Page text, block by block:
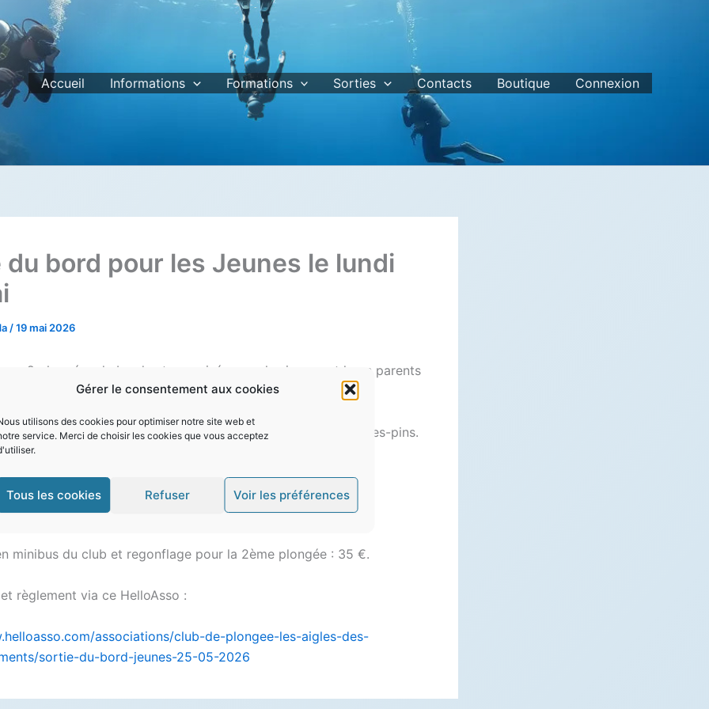
Gérer le consentement aux cookies
utilisons des cookies pour optimiser notre site web et
service. Merci de choisir les cookies que vous acceptez
Tous les cookies Refuser Voir les préférences
Accueil Informations Formations Sorties Contacts Boutique Connexion
du bord pour les Jeunes le lundi
/19 mai 2026
2 plongées du bord est organisée pour les jeunes et leurs parents
lundi 25 mai (férié Pentecôte).
donc rdv à 7:30 au club. Destination : sans doute, Sausset-les-pins.
percevoir leur matériel le samedi 23 mai à midi.
nique pour le midi et un goûter.
minibus du club et regonflage pour la 2ème plongée : 35 €.
règlement via ce HelloAsso :
associations/club-de-plongee-les-aigles-des-
sortie-du-bord-jeunes-25-05-2026